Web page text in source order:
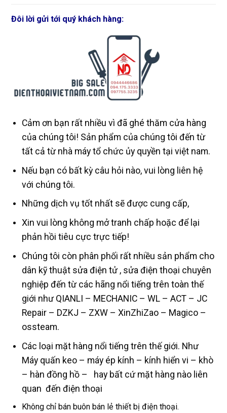
Đôi lời gửi tới quý khách hàng:
Cảm ơn bạn rất nhiều vì đã ghé thăm cửa hàng
của chúng tôi! Sản phẩm của chúng tôi đến từ
tất cả từ nhà máy tổ chức ủy quyền tại việt nam.
Nếu bạn có bất kỳ câu hỏi nào, vui lòng liên hệ
với chúng tôi.
Những dịch vụ tốt nhất sẽ được cung cấp,
Xin vui lòng không mở tranh chấp hoặc để lại
phản hồi tiêu cực trực tiếp!
Chúng tôi còn phân phối rất nhiều sản phẩm cho
dân kỹ thuật sửa điện tử , sửa điện thoại chuyên
nghiệp đến từ các hãng nổi tiếng trên toàn thế
giới như QIANLI – MECHANIC – WL – ACT – JC
Repair – DZKJ – ZXW – XinZhiZao – Magico –
ossteam.
Các loại mặt hàng nổi tiếng trên thế giới. Như
Máy quấn keo – máy ép kính – kính hiển vi – khò
– hàn đồng hồ – hay bất cứ mặt hàng nào liên
quan đến điện thoại
Không chỉ bán buôn bán lẻ thiết bị điện thoại.